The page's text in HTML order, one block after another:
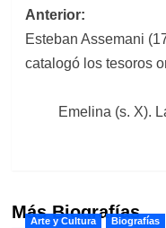
Navegación
de
entradas
Anterior:
Esteban Assemani
catalogó los tesoros
Emelina (s. X).
Más Biografías
Arte y Cultura Biografías